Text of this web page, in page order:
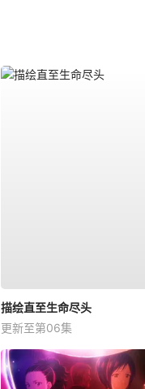
描绘直至生命尽头
更新至第06集